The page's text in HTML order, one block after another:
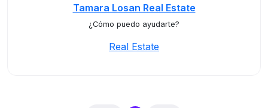
Tamara Losan Real Estate
¿Cómo puedo ayudarte?
Real Estate